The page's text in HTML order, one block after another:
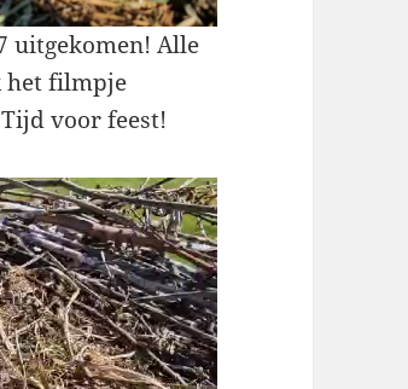
uitgekomen! Alle
het filmpje
voor feest!